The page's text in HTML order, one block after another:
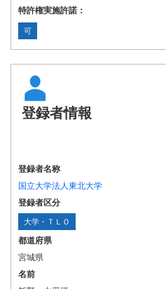
特許権実施許諾：
可
登録者情報
登録者名称
国立大学法人東北大学
登録者区分
大学・ＴＬＯ
都道府県
宮城県
名前